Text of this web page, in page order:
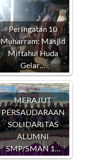
Peringatan 10
Muharram: Masjid
Miftahul Huda
Gelar…
MERAJUT
PERSAUDARAAN
SOLIDARiTAS
ALUMNI
SMP/SMAN 1…